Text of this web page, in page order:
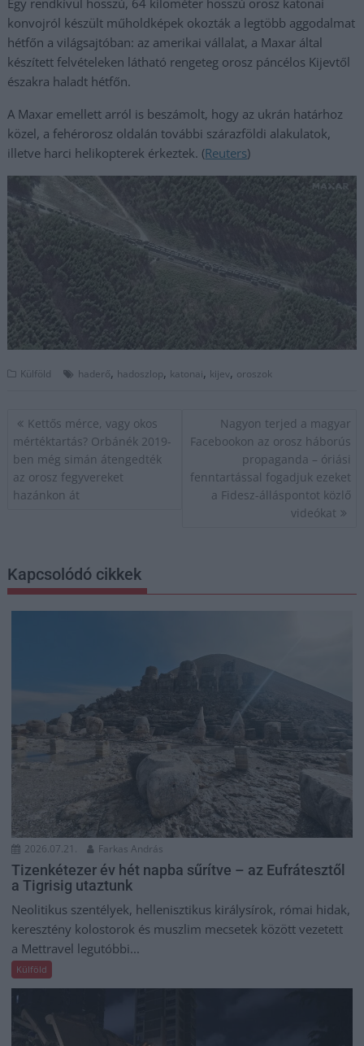
Egy rendkívül hosszú, 64 kilométer hosszú orosz katonai
konvojról készült műholdképek okozták a legtöbb aggodalmat
hétfőn a világsajtóban: az amerikai vállalat, a Maxar által
készített felvételeken látható rengeteg orosz páncélos Kijevtől
északra haladt hétfőn.
A Maxar emellett arról is beszámolt, hogy az ukrán határhoz
közel, a fehérorosz oldalán további szárazföldi alakulatok,
illetve harci helikopterek érkeztek. (Reuters)
Külföld haderő, hadoszlop, katonai, kijev, oroszok
Bejegyzés
navigáció
Kettős mérce, vagy okos
mértéktartás? Orbánék 2019-
ben még simán átengedték
az orosz fegyvereket
hazánkon át
Nagyon terjed a magyar
Facebookon az orosz háborús
propaganda – óriási
fenntartással fogadjuk ezeket
a Fidesz-álláspontot közlő
videókat
Kapcsolódó cikkek
2026.07.21. Farkas András
Tizenkétezer év hét napba sűrítve – az Eufrátesztől
a Tigrisig utaztunk
Neolitikus szentélyek, hellenisztikus királysírok, római hidak,
keresztény kolostorok és muszlim mecsetek között vezetett
a Mettravel legutóbbi...
Külföld